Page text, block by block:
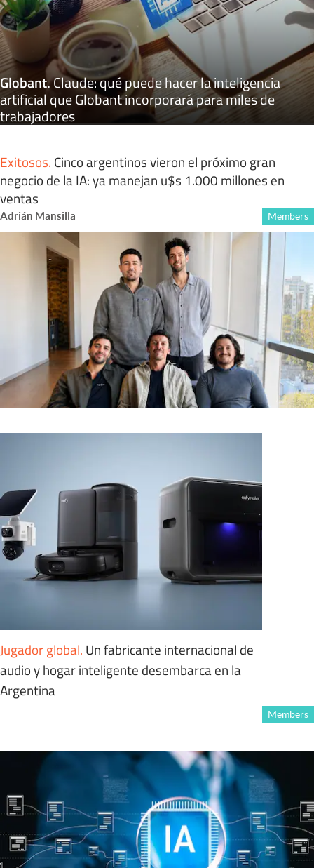
Globant.Claude: qué puede hacer la inteligencia
artificial que Globant incorporará para miles de
trabajadores
Exitosos. Cinco argentinos vieron el próximo gran
negocio de la IA: ya manejan u$s 1.000 millones en
ventas
Adrián Mansilla Members
Jugador global. Un fabricante internacional de
audio y hogar inteligente desembarca en la
Argentina
Members